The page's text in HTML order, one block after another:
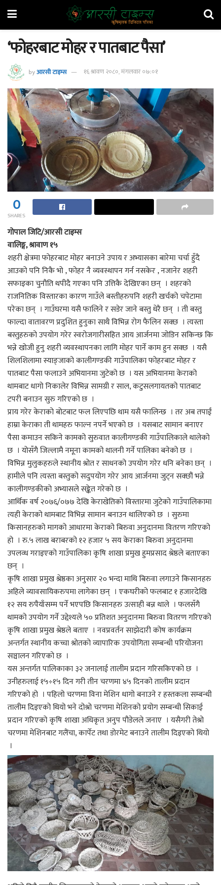
‘फोहरबाट मोहर र पातबाट पैसा’
byआरसी टाइम्स १६ श्रावण २०८०, मंगलवार ०७:०१
0
SHARES
गोपाल जिटि/आरसी टाइम्स
वालिङ्ग, श्रावाण १५
शहरी क्षेत्रमा फोहरबाट मोहर बनाउने उपाय र अभ्यासका बारेमा चर्चा हुँदै
आउको पनि निकै भो , फोहर नै व्यवस्थापन गर्न नसकेर , नजानेर शहरी
सफाइका चुनौति थपीदै गएका पनि उत्तिकै देखिएका छन् । शहरको
राजनितिक विस्तारका कारण गाउँले बस्तीहरुपनि शहरी खर्चको चपेटामा
परेका छन् । गाउँघरमा यसै फालिने र सडेर जाने बस्तु धेरै छन् । ती बस्तु
फाल्दा वातावरण प्रदुशित हुनुका साथै विभिन्न रोग फैलिन सक्छ । त्यस्ता
बस्तुहरुको उपयोग गरेर स्वरोजगारीसहित आय आर्जनमा जोडिन सकिन्छ कि
भन्ने खोजी हुनु शहरी व्यवस्थापनका लागि मोहर पार्ने काम हुन सक्छ । यसै
शिलशिलामा स्याङ्जाको कालीगण्डकी गाउँपालिका फोहरबाट मोहर र
पातबाट पैसा फलाउने अभियानमा जुटेको छ । यस अभियानमा केराको
थामबाट धागो निकालेर विभिन्न सामग्री र साल, कटुसलगायतको पातबाट
टपरी बनाउन सुरु गरिएको छ ।
प्राय गरेर केराको बोटबाट फल लिएपछि थाम यसै फालिन्छ । तर अब तपाईं
हाम्रा केराका ती थामहरु फाल्न नपर्ने भएको छ । यसबाट सामान बनाएर
पैसा कमाउन सकिने कामको सुरुवात कालीगण्डकी गाउँपालिकाले थालेको
छ । योसँगै जिल्लामै नमूना कामको थालनी गर्ने पालिका बनेको छ ।
विभिन्न मुलुकहरुले स्थानीय श्रोत र साधनको उपयोग गरेर धनि बनेका छन् ।
हामीले पनि त्यस्ता बस्तुको सदुपयोग गरेर आय आर्जनमा जुट्न सक्छौं भन्ने
कालीगण्डकीको अभ्यासले सङ्केत गरेको छ ।
आर्थिक वर्ष २०७६/०७७ देखि केराखेतिको विस्तारमा जुटेको गाउँपालिकामा
त्यही केराको थामबाट विभिन्न सामान बनाउन थालिएको छ । सुरुमा
किसानहरुको मागको आधारमा केराको बिरुवा अनुदानमा वितरण गरिएको
हो । रु.५ लाख बराबरको १२ हजार ५ सय केराका बिरुवा अनुदानमा
उपलव्ध गराइएको गाउँपालिका कृषि शाखा प्रमुख हुमप्रसाद श्रेष्ठले बताएका
छन् ।
कृषि शाखा प्रमुख श्रेष्ठका अनुसार २० भन्दा माथि बिरुवा लगाउने किसानहरु
अहिले व्यावसायिकरुपमा लागेका छन् । एकघरीको फलबाट १ हजारदेखि
१२ सय रुपैयाँसम्म पर्ने भएपछि किसानहरु उत्साही बन्न थाले । फलसँगै
थामको उपयोग गर्ने उद्देश्यले ५० प्रतिशत अनुदानमा बिरुवा वितरण गरिएको
कृषि शाखा प्रमुख श्रेष्ठले बताए । नवप्रवर्तन साझेदारी कोष कार्यक्रम
अन्तर्गत स्थानीय कच्चा श्रोतको व्यापारिक उपयोगिता सम्बन्धी परियोेजना
सञ्चालन गरिएको छ ।
यस अन्तर्गत पालिकाका ३२ जनालाई तालीम प्रदान गरिसकिएको छ ।
उनीहरुलाई १५÷१५ दिन गरी तीन चरणमा ४५ दिनको तालीम प्रदान
गरिएको हो । पहिलो चरणमा विना मेशिन धागो बनाउने र हस्तकला सम्बन्धी
तालीम दिइएको थियो भने दोश्रो चरणमा मेशिनको प्रयोग सम्बन्धी सिकाई
प्रदान गरिएको कृषि शाखा अधिकृत अनुप पौडेलले जनाए । यसैगरी तेश्रो
चरणमा मेशिनबाट गलैंचा, कार्पेट तथा डोरमेट बनाउने तालीम दिइएको थियो
।